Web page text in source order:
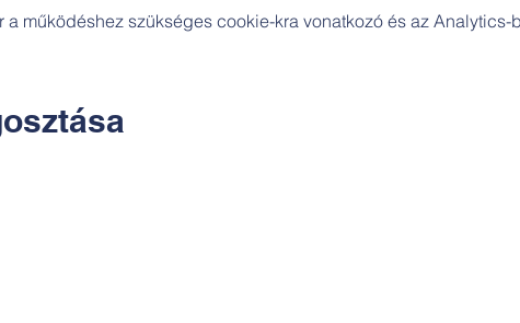
a működéshez szükséges cookie-kra vonatkozó és az Analytics-